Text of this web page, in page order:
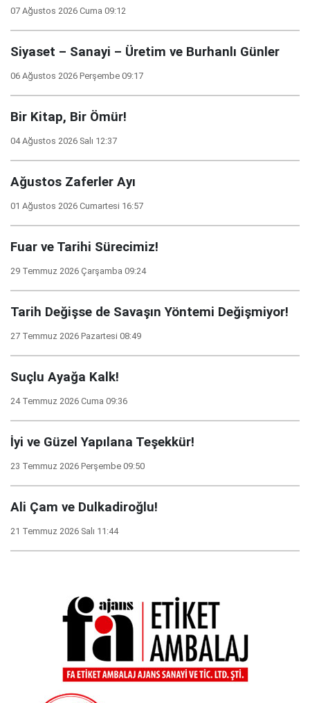
07 Ağustos 2026 Cuma 09:12
Siyaset – Sanayi – Üretim ve Burhanlı Günler
06 Ağustos 2026 Perşembe 09:17
Bir Kitap, Bir Ömür!
04 Ağustos 2026 Salı 12:37
Ağustos Zaferler Ayı
01 Ağustos 2026 Cumartesi 16:57
Fuar ve Tarihi Sürecimiz!
29 Temmuz 2026 Çarşamba 09:24
Tarih Değişse de Savaşın Yöntemi Değişmiyor!
27 Temmuz 2026 Pazartesi 08:49
Suçlu Ayağa Kalk!
24 Temmuz 2026 Cuma 09:36
İyi ve Güzel Yapılana Teşekkür!
23 Temmuz 2026 Perşembe 09:50
Ali Çam ve Dulkadiroğlu!
21 Temmuz 2026 Salı 11:44